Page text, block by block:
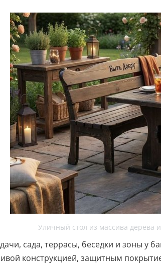
Уличный стол из массива дерева
сада, террасы, беседки и зоны у
конструкцией, защитным